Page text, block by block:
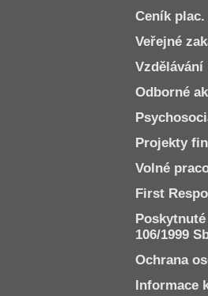
Ceník
Veřejné
Vzdělávání
Odborné
Projekty
Volné
First
106/1999
Ochrana
Informace